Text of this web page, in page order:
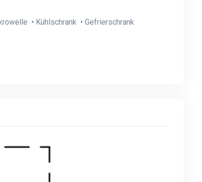
• Kühlschrank • Gefrierschrank